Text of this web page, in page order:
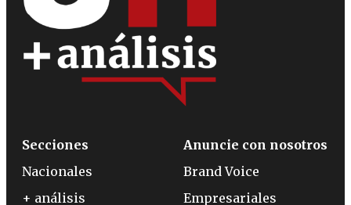
Secciones
Nacionales
+ análisis
Anuncie con nosotros
Brand Voice
Empresariales